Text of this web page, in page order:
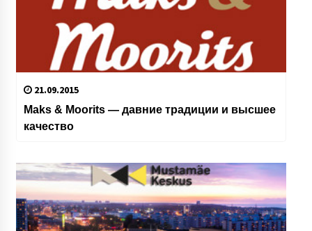
21.09.2015
Maks & Moorits — давние традиции и высшее
качество